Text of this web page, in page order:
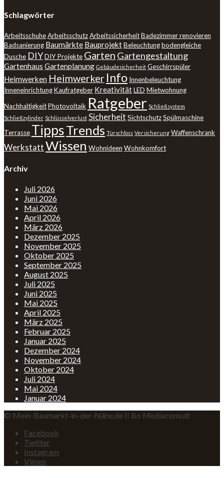
Schlagwörter
ArbeitsschuheArbeitsschutzArbeitssicherheitBadezimmer renovieren
Badsanierung Baumärkte BauprojektBeleuchtungbodengleiche
Dusche DIYDIY Projekte Garten Gartengestaltung
Gartenhaus Gartenplanung Gebäudesicherheit Geschirrspüler
Heimwerken Heimwerker Info Innenbeleuchtung
InneneinrichtungKaufratgeber KreativitätLED Mietwohnung
NachhaltigkeitPhotovoltaik Ratgeber Schließsystem
Schließzylinder Schlüsselverlust Sicherheit SichtschutzSpülmaschine
Terrasse TippsTrends Türschloss Versicherung Waffenschrank
WerkstattWissen Wohnideen Wohnkomfort
Archiv
Juli 2026
Juni 2026
Mai 2026
April 2026
März 2026
Dezember 2025
November 2025
Oktober 2025
September 2025
August 2025
Juli 2025
Juni 2025
Mai 2025
April 2025
März 2025
Februar 2025
Januar 2025
Dezember 2024
November 2024
Oktober 2024
Juli 2024
Mai 2024
Januar 2024
© Mein-Baumarkt-in-der-Nähe.de II Bo Mediaconsult
Facebook
Twitter
Instagram
Vimeo